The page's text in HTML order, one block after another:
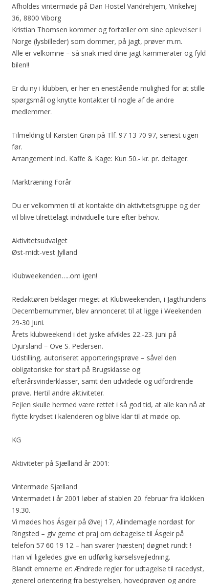
Afholdes vintermøde på Dan Hostel Vandrehjem, Vinkelvej
36, 8800 Viborg
Kristian Thomsen kommer og fortæller om sine oplevelser i
Norge (lysbilleder) som dommer, på jagt, prøver m.m.
Alle er velkomne – så snak med dine jagt kammerater og fyld
bilen!!
Er du ny i klubben, er her en enestående mulighed for at stille
spørgsmål og knytte kontakter til nogle af de andre
medlemmer.
Tilmelding til Karsten Grøn på Tlf. 97 13 70 97, senest ugen
før.
Arrangement incl. Kaffe & Kage: Kun 50.- kr. pr. deltager.
Marktræning Forår
Du er velkommen til at kontakte din aktivitetsgruppe og der
vil blive tilrettelagt individuelle ture efter behov.
Aktivitetsudvalget
Øst-midt-vest Jylland
Klubweekenden…..om igen!
Redaktøren beklager meget at Klubweekenden, i Jagthundens
Decembernummer, blev annonceret til at ligge i Weekenden
29-30 Juni.
Årets klubweekend i det jyske afvikles 22.-23. juni på
Djursland – Ove S. Pedersen.
Udstilling, autoriseret apporteringsprøve – såvel den
obligatoriske for start på Brugsklasse og
efterårsvinderklasser, samt den udvidede og udfordrende
prøve. Hertil andre aktiviteter.
Fejlen skulle hermed være rettet i så god tid, at alle kan nå at
flytte krydset i kalenderen og blive klar til at møde op.
KG
Aktiviteter på Sjælland år 2001:
Vintermøde Sjælland
Vintermødet i år 2001 løber af stablen 20. februar fra klokken
19.30.
Vi mødes hos Ásgeir på Øvej 17, Allindemagle nordøst for
Ringsted – giv gerne et praj om deltagelse til Ásgeir på
telefon 57 60 19 12 – han svarer (næsten) døgnet rundt !
Han vil ligeledes give en udførlig kørselsvejledning.
Blandt emnerne er: Ændrede regler for udtagelse til racedyst,
generel orientering fra bestyrelsen, hovedprøven og andre